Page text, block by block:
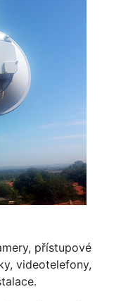
přístupové
videotelefony,